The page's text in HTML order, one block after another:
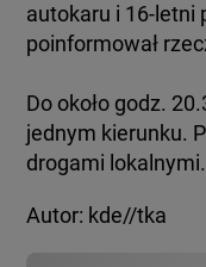
autokaru i 16-letni
poinformował
Do około godz.
jednym kierunku.
drogami lokalnymi.
Autor: kde//tka